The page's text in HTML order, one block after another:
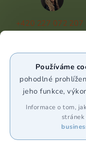
Používáme
pohodlné
jeho funkce,
Informace o tom,
+420 227 072 207
(Po - Pá 9:00 -
WhatsApp